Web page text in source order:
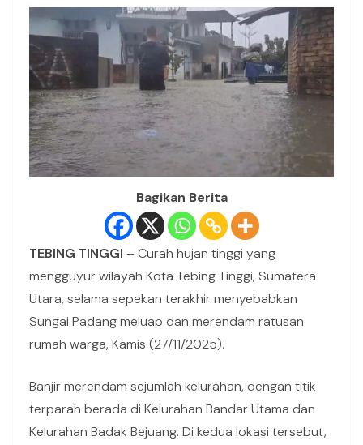
Bagikan Berita
TEBING TINGGI – Curah hujan tinggi yang
mengguyur wilayah Kota Tebing Tinggi, Sumatera
Utara, selama sepekan terakhir menyebabkan
Sungai Padang meluap dan merendam ratusan
rumah warga, Kamis (27/11/2025).
Banjir merendam sejumlah kelurahan, dengan titik
terparah berada di Kelurahan Bandar Utama dan
Kelurahan Badak Bejuang. Di kedua lokasi tersebut,